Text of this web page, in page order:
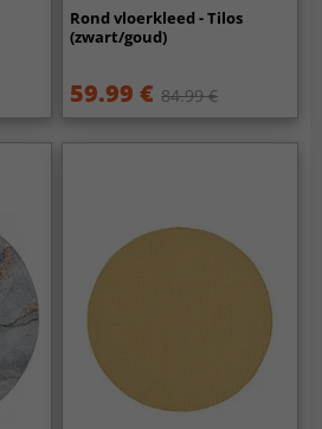
Rond vloerkleed - Tilos
(zwart/goud)
59.99 € 84.99 €